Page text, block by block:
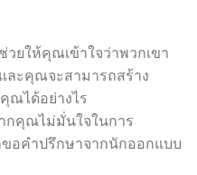
ยให้คุณเข้าใจว่าพวกเขา
ละคุณจะสามารถสร้าง
ณได้อย่างไร
กคุณไม่มั่นใจในการ
อคำปรึกษาจากนักออกแบบ